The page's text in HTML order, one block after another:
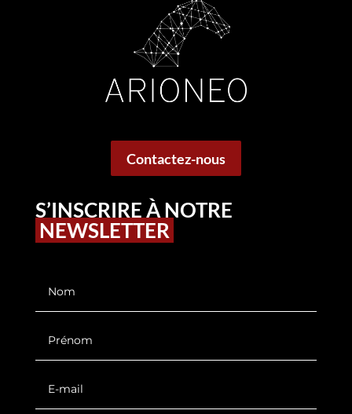
Contactez-nous
S’INSCRIRE À NOTRE
NEWSLETTER